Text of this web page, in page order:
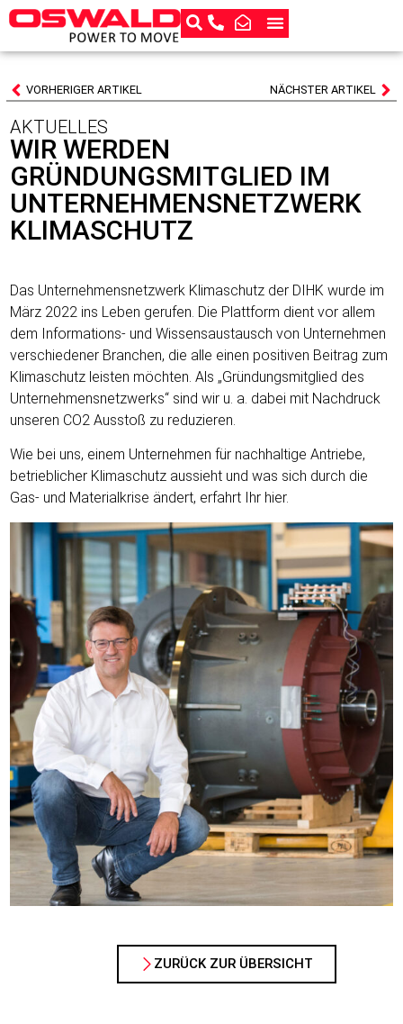
VORHERIGER ARTIKEL NÄCHSTER ARTIKEL
AKTUELLES
WIR WERDEN
GRÜNDUNGSMITGLIED IM
UNTERNEHMENSNETZWERK
KLIMASCHUTZ
Das Unternehmensnetzwerk Klimaschutz der DIHK wurde im
März 2022 ins Leben gerufen. Die Plattform dient vor allem
dem Informations- und Wissensaustausch von Unternehmen
verschiedener Branchen, die alle einen positiven Beitrag zum
Klimaschutz leisten möchten. Als „Gründungsmitglied des
Unternehmensnetzwerks“ sind wir u. a. dabei mit Nachdruck
unseren CO2 Ausstoß zu reduzieren.
Wie bei uns, einem Unternehmen für nachhaltige Antriebe,
betrieblicher Klimaschutz aussieht und was sich durch die
Gas- und Materialkrise ändert, erfahrt Ihr hier.
ZURÜCK ZUR ÜBERSICHT